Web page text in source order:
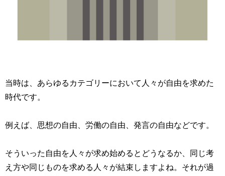
当時は、あらゆるカテゴリーにおいて人々が自由を求めた
時代です。
例えば、思想の自由、労働の自由、発言の自由などです。
そういった自由を人々が求め始めるとどうなるか、同じ考
え方や同じものを求める人々が結束しますよね。それが過